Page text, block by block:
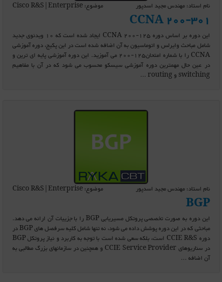
نام استاد: مهندس مجید اسدپور موضوع: Cisco R&S|Enterprise
CCNA 200-301
این دوره بر اساس دوره CCNA 200-125 ایجاد شده است که 10 ویدئوی جدید
شامل مباحث وایرلس و اتوماسیون به آن اضافه شده است در این پکیج، دوره آموزشی
CCNA را با شماره امتحان125-200 می آموزید. این دوره آموزشی پایه ای ترین و
در عین حال مهمترین دوره آموزشی سیسکو محسوب می شود که در آن با مفاهیم
switching و routing ...
نام استاد: مهندس مجید اسدپور موضوع: Cisco R&S|Enterprise
BGP
این دوره به صورت تخصصی پروتکل مسیریابی BGP را با جزییات آن ارائه می دهد.
مباحثی که در این دوره پوشش داده می شود، نه تنها شامل کلیه سرفصل های BGP در
دوره CCIE R&S است، بلکه سعی شده است با توجه به کاربرد و نیاز پروتکل BGP
در سناریوهای CCIE Service Provider و همچنین در سازمانهای بزرگ مطالبی به
آن اضافه ...